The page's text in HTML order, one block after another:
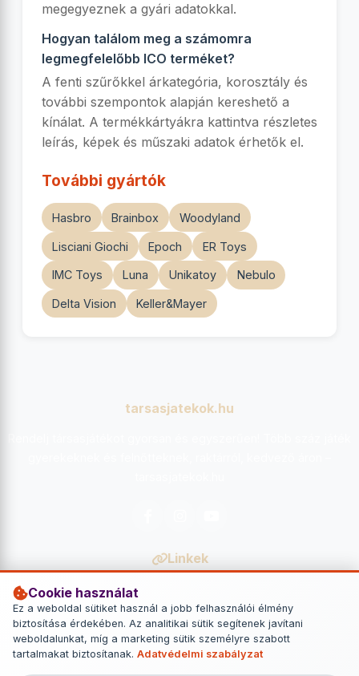
Cookie használat
Ez a weboldal sütiket használ a jobb felhasználói élmény
biztosítása érdekében. Az analitikai sütik segítenek javítani
weboldalunkat, míg a marketing sütik személyre szabott
tartalmakat biztosítanak. Adatvédelmi szabályzat
megegyeznek a gyári adatokkal.
Hogyan találom meg a számomra
legmegfelelőbb ICO terméket?
A fenti szűrőkkel árkategória, korosztály és
további szempontok alapján kereshető a
kínálat. A termékkártyákra kattintva részletes
leírás, képek és műszaki adatok érhetők el.
További gyártók
Hasbro Brainbox Woodyland
Lisciani Giochi Epoch ER Toys
IMC Toys Luna Unikatoy Nebulo
Delta Vision Keller&Mayer
tarsasjatekok.hu
Linkek
Kapcsolat
Kapcsolat